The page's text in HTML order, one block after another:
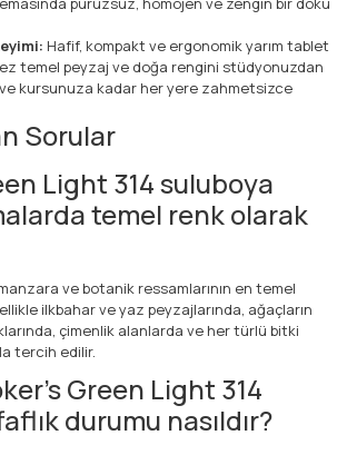
Hafif, kompakt ve ergonomik yarım tablet
temel peyzaj ve doğa rengini stüdyonuzdan
ve kursunuza kadar her yere zahmetsizce
Sorular
Light 314 suluboya
temel renk olarak
ve botanik ressamlarının en temel
ilkbahar ve yaz peyzajlarında, ağaçların
çimenlik alanlarda ve her türlü bitki
tercih edilir.
Green Light 314
durumu nasıldır?